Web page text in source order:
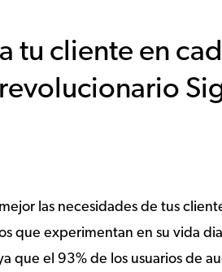
tu cliente en
las necesidades de tus
que experimentan en su vida
que el 93% de los usuarios de